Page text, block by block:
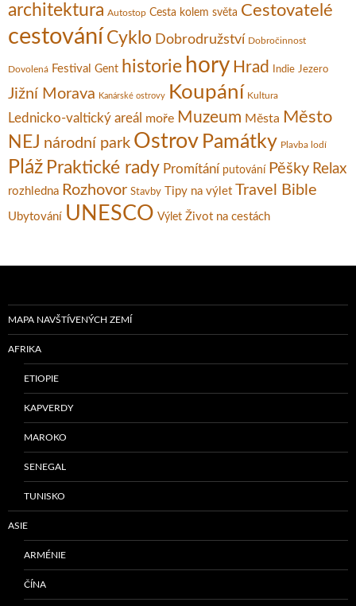
architektura Autostop Cesta kolem světa Cestovatelé
cestování Cyklo Dobrodružství Dobročinnost
Dovolená Festival Gent historie hory Hrad Indie Jezero
Jižní Morava Kanárské ostrovy Koupání Kultura
Lednicko-valtický areál moře Muzeum Města Město
NEJ národní park Ostrov Památky Plavba lodí
Pláž Praktické rady Promítání putování Pěšky Relax
rozhledna Rozhovor Stavby Tipy na výlet Travel Bible
Ubytování UNESCO Výlet Život na cestách
MAPA NAVŠTÍVENÝCH ZEMÍ
AFRIKA
ETIOPIE
KAPVERDY
MAROKO
SENEGAL
TUNISKO
ASIE
ARMÉNIE
ČÍNA